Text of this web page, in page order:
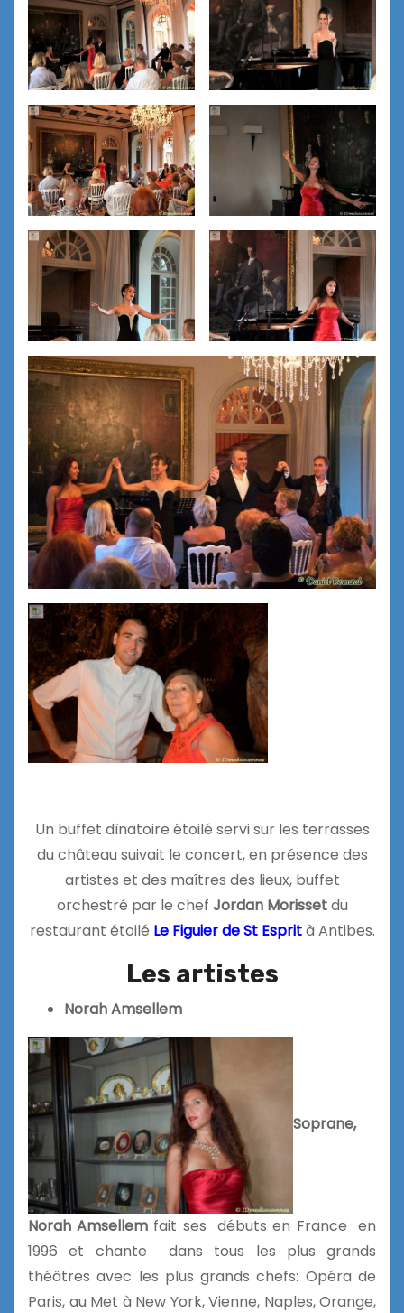
Un buffet dînatoire étoilé servi sur les terrasses
du château suivait le concert, en présence des
artistes et des maîtres des lieux, buffet
orchestré par le chef JordanMorissetdu
restaurant étoilé Le Figuier de St Esprità Antibes.
Les artistes
Norah Amsellem
Soprane,
Norah Amsellem fait ses débuts en France en
1996 et chante dans tous les plus grands
théâtres avec les plus grands chefs: Opéra de
Paris, au Met à New York, Vienne, Naples, Orange,